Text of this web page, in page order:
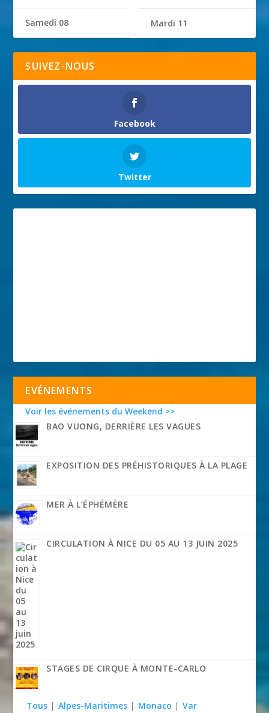
Samedi 08 Mardi 11
SUIVEZ-NOUS
Facebook
Twitter
EVÉNEMENTS
Voir les événements du Weekend >>
BAO VUONG, DERRIÈRE LES VAGUES
EXPOSITION DES PRÉHISTORIQUES À LA PLAGE
MER À L’ÉPHÉMÈRE
CIRCULATION À NICE DU 05 AU 13 JUIN 2025
STAGES DE CIRQUE À MONTE-CARLO
Tous | Alpes-Maritimes | Monaco | Var